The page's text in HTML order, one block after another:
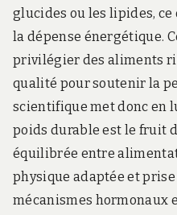
glucides ou les lipides,
la dépense énergétique.
privilégier des aliments
qualité pour soutenir la
scientifique met donc en
poids durable est le fruit
équilibrée entre
physique adaptée et
mécanismes hormonaux